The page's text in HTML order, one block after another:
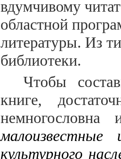
вдумчивому
областной
литературы. Из
библиотеки.
Чтобы
книге,
малоизвестные
культурного